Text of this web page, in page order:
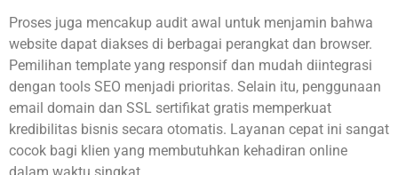
Proses juga mencakup audit awal untuk menjamin bahwa
website dapat diakses di berbagai perangkat dan browser.
Pemilihan template yang responsif dan mudah diintegrasi
dengan tools SEO menjadi prioritas. Selain itu, penggunaan
email domain dan SSL sertifikat gratis memperkuat
kredibilitas bisnis secara otomatis. Layanan cepat ini sangat
cocok bagi klien yang membutuhkan kehadiran online